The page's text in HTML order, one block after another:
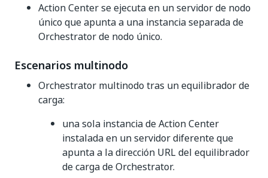
Action Center se ejecuta en un servidor de nodo
único que apunta a una instancia separada de
Orchestrator de nodo único.
Escenarios multinodo
Orchestrator multinodo tras un equilibrador de
carga:
una sola instancia de Action Center
instalada en un servidor diferente que
apunta a la dirección URL del equilibrador
de carga de Orchestrator.